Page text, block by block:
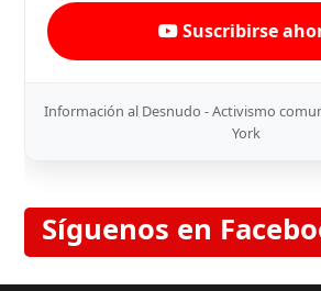
Suscribirse
Información al Desnudo - Activismo
York
Síguenos en